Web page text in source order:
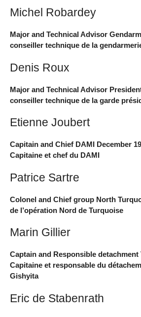
Michel Robardey
Major and Technical Advisor
conseiller technique de la
Denis Roux
Major and Technical Advisor
conseiller technique de la garde
Etienne Joubert
Capitain and Chief DAMI December
Capitaine et chef du DAMI
Patrice Sartre
Colonel and Chief group North
de l’opération Nord de Turquoise
Marin Gillier
Captain and Responsible
Capitaine et responsable du
Gishyita
Eric de Stabenrath